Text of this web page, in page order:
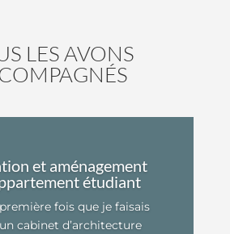
LES AVONS
et aménagement
étudiant
première fois que je faisais
cabinet d’architecture